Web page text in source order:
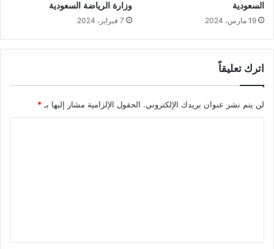
السعودية
19 مارس، 2024
وزارة الرياضة السعودية
7 فبراير، 2024
اترك تعليقاً
لن يتم نشر عنوان بريدك الإلكتروني. الحقول الإلزامية مشار إليها بـ*